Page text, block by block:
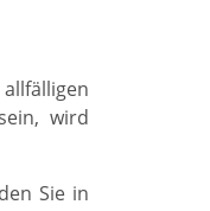
wird
Sie in